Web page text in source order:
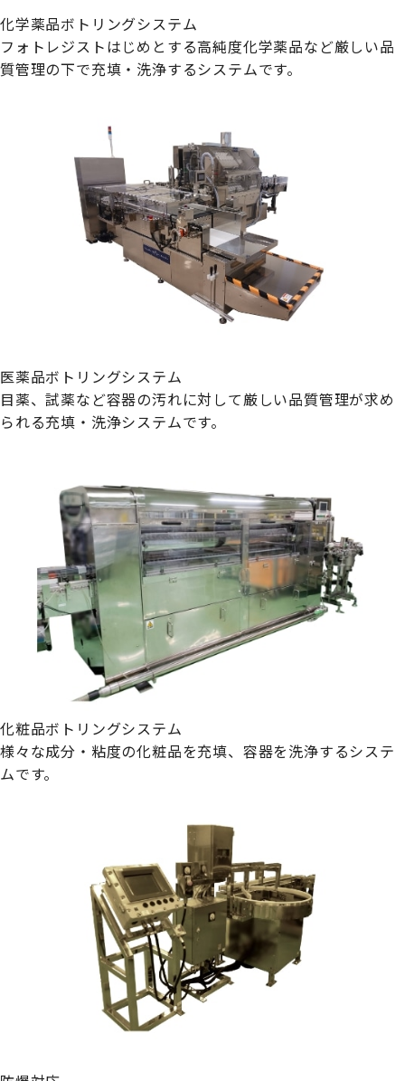
化学薬品ボトリングシステム
フォトレジストはじめとする高純度化学薬品など厳しい品
質管理の下で充填・洗浄するシステムです。
医薬品ボトリングシステム
目薬、試薬など容器の汚れに対して厳しい品質管理が求め
られる充填・洗浄システムです。
化粧品ボトリングシステム
様々な成分・粘度の化粧品を充填、容器を洗浄するシステ
ムです。